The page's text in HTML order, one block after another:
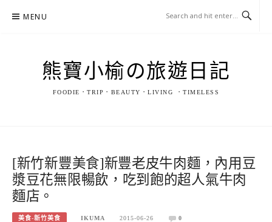
MENU
熊寶小榆の旅遊日記
FOODIE．TRIP．BEAUTY．LIVING ．TIMELESS
[新竹新豐美食]新豐老皮牛肉麵，內用豆
漿豆花無限暢飲，吃到飽的超人氣牛肉
麵店。
美食-新竹美食 IKUMA 2015-06-26 0